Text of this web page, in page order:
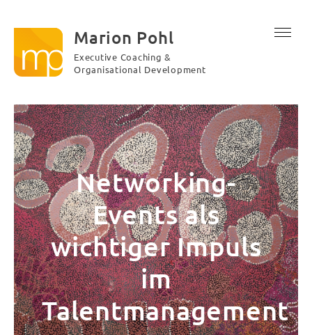
Marion Pohl
Executive Coaching &
Organisational Development
Networking-
Events als
wichtiger Impuls
im
Talentmanagement